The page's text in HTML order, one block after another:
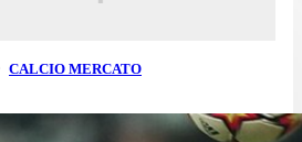
CALCIO MERCATO